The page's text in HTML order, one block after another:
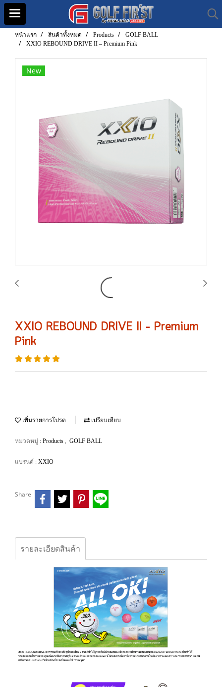
หน้าแรก สินค้าทั้งหมด Products
GOLF BALL
XXIO REBOUND DRIVE II – Premium Pink
New
XXIO REBOUND DRIVE II – Premium
Pink
เพิ่มรายการโปรด เปรียบเทียบ
หมวดหมู่ : Products , GOLF BALL
แบรนด์ : XXIO
Share
รายละเอียดสินค้า